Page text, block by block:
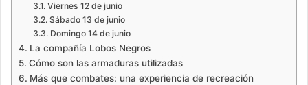
Viernes 12 de junio
Sábado 13 de junio
Domingo 14 de junio
La compañía Lobos Negros
Cómo son las armaduras utilizadas
Más que combates: una experiencia de recreación